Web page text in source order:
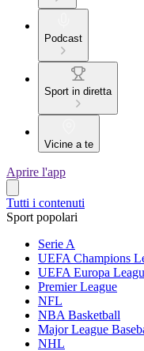
Podcast
Sport in diretta
Vicine a te
Aprire l'app
Tutti i contenuti
Sport popolari
Serie A
UEFA Champions
UEFA Europa
Premier League
NFL
NBA Basketball
Major League
NHL